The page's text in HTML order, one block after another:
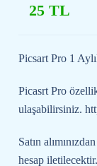
25 TL
Picsart Pro 1
Picasrt Pro
ulaşabilirsiniz.
Satın
hesap